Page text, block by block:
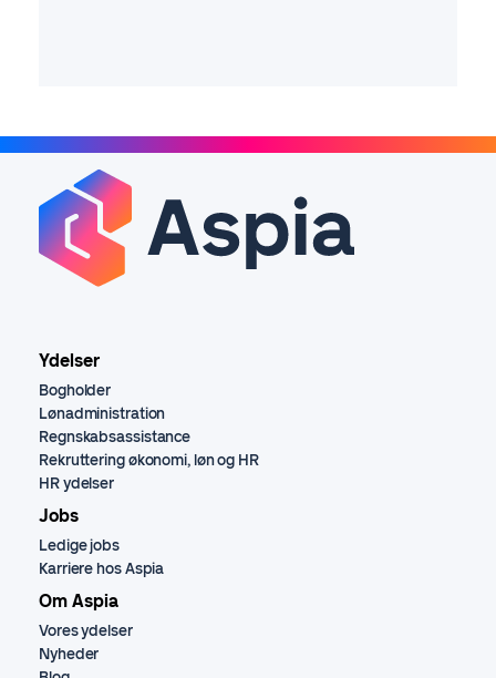
Ydelser
Bogholder
Lønadministration
Regnskabsassistance
Rekruttering økonomi, løn og HR
HR ydelser
Jobs
Ledige jobs
Karriere hos Aspia
Om Aspia
Vores ydelser
Nyheder